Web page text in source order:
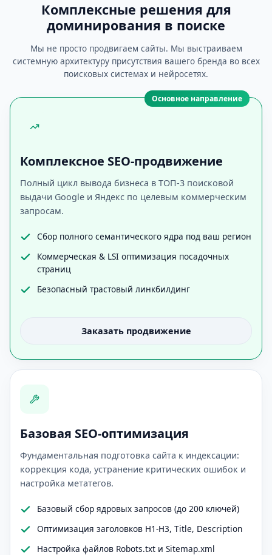
Комплексные решения для
доминирования в поиске
Мы не просто продвигаем сайты. Мы выстраиваем
системную архитектуру присутствия вашего бренда во всех
поисковых системах и нейросетях.
Основное направление
Комплексное SEO-продвижение
Полный цикл вывода бизнеса в ТОП-3 поисковой
выдачи Google и Яндекс по целевым коммерческим
запросам.
Сбор полного семантического ядра под ваш регион
Коммерческая & LSI оптимизация посадочных
страниц
Безопасный трастовый линкбилдинг
Заказать продвижение
Базовая SEO-оптимизация
Фундаментальная подготовка сайта к индексации:
коррекция кода, устранение критических ошибок и
настройка метатегов.
Базовый сбор ядровых запросов (до 200 ключей)
Оптимизация заголовков H1-H3, Title, Description
Настройка файлов Robots.txt и Sitemap.xml